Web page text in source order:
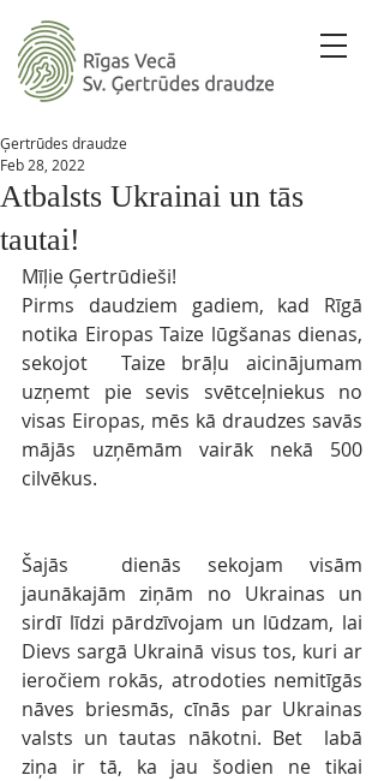
Atbalsts Ukrainai un tās
tautai!
Ģertrūdes draudze
Feb 28, 2022
Mīļie Ģertrūdieši!
Pirms daudziem gadiem, kad Rīgā
notika Eiropas Taize lūgšanas dienas,
sekojot  Taize brāļu aicinājumam
uzņemt pie sevis svētceļniekus no
visas Eiropas, mēs kā draudzes savās
mājās uzņēmām vairāk nekā 500
cilvēkus.
Šajās  dienās sekojam visām
jaunākajām ziņām no Ukrainas un
sirdī līdzi pārdzīvojam un lūdzam, lai
Dievs sargā Ukrainā visus tos, kuri ar
ieročiem rokās, atrodoties nemitīgās
nāves briesmās, cīnās par Ukrainas
valsts un tautas nākotni. Bet  labā
ziņa ir tā, ka jau šodien ne tikai